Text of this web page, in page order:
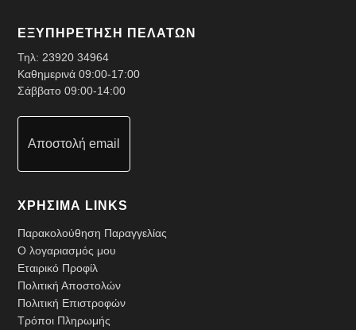
ΕΞΥΠΗΡΕΤΗΣΗ ΠΕΛΑΤΩΝ
Τηλ: 23920 34964
Καθημερινά 09:00-17:00
Σάββατο 09:00-14:00
Αποστολή email
ΧΡΗΣΙΜΑ LINKS
Παρακολούθηση Παραγγελίας
Ο λογαριασμός μου
Εταιρικό Προφίλ
Πολιτική Αποστολών
Πολιτική Επιστροφών
Τρόποι Πληρωμής